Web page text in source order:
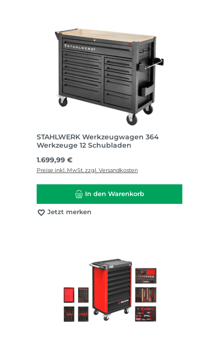
STAHLWERK Werkzeugwagen 364
Werkzeuge 12 Schubladen
Regulärer Preis:
1.699,99 €
Preise inkl. MwSt. zzgl. Versandkosten
In den Warenkorb
Jetzt merken